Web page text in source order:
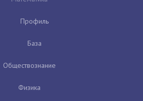
Профиль
База
Обществознание
Физика